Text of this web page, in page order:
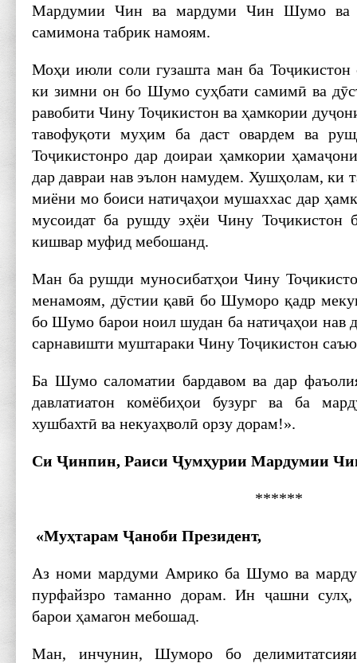
Мардумии Чин ва мардуми Чин Шумо ва
самимона табрик намоям.
Моҳи июли соли гузашта ман ба Тоҷикистон
ки зимни он бо Шумо суҳбати самимӣ ва
равобити Чину Тоҷикистон ва ҳамкории
тавофуқоти муҳим ба даст овардем ва
Тоҷикистонро дар доираи ҳамкории
дар давраи нав эълон намудем. Хушҳолам, ки
миёни мо боиси натиҷаҳои мушаххас дар
мусоидат ба рушду эҳёи Чину Тоҷикистон
кишвар муфид мебошанд.
Ман ба рушди муносибатҳои Чину
менамоям, дӯстии қавӣ бо Шуморо қадр
бо Шумо барои ноил шудан ба натиҷаҳои нав
сарнавишти муштараки Чину Тоҷикистон
Ба Шумо саломатии бардавом ва дар
давлатиатон комёбиҳои бузург ва ба
хушбахтӣ ва некуаҳволӣ орзу дорам!».
Си Ҷинпин, Раиси Ҷумҳурии Мардумии
******
«Муҳтарам Ҷаноби Президент,
Аз номи мардуми Амрико ба Шумо ва
пурфайзро таманно дорам. Ин ҷашни
барои ҳамагон мебошад.
Ман, инчунин, Шуморо бо